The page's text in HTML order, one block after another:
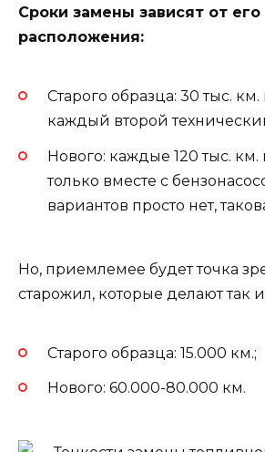
Сроки замены зависят от его
расположения:
Старого образца: 30 тыс.
каждый второй
Нового: каждые 120 тыс. км.
только вместе с
вариантов просто нет,
Но, приемлемее будет точка
старожил, которые делают так
Старого образца: 15.000 км.;
Нового: 60.000-80.000 км.